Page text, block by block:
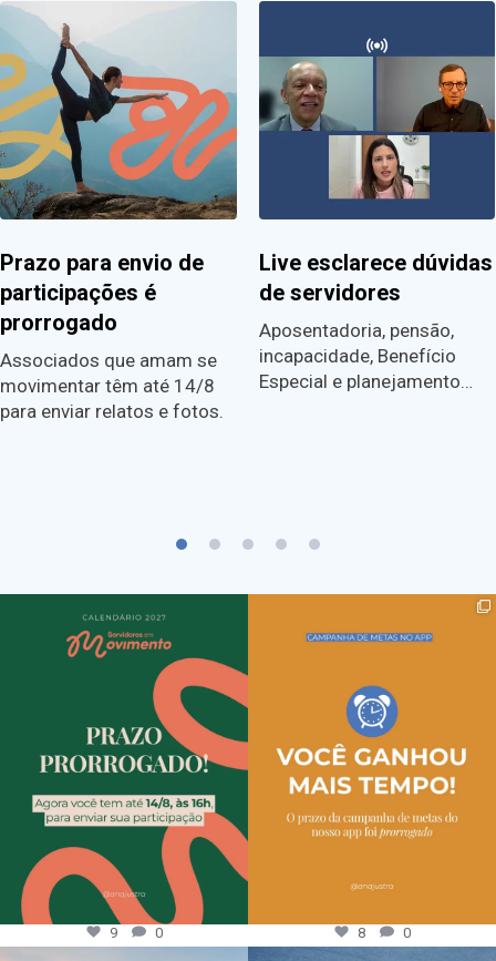
Prazo para envio de
participações é
prorrogado
Associados que amam se
movimentar têm até 14/8
para enviar relatos e fotos.
Live esclarece dúvidas
de servidores
Aposentadoria, pensão,
incapacidade, Benefício
Especial e planejamento…
9 0 8 0